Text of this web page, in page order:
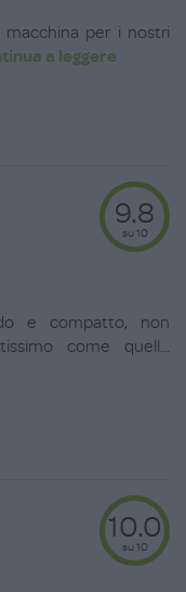
macchina per i nostri
a leggere
9.8
su 10
e compatto, non
come quell ...
10.0
su 10